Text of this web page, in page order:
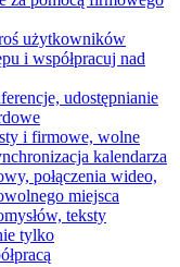
użytkowników
i współpracuj nad
udostępnianie
i firmowe, wolne
kalendarza
połączenia wideo,
miejsca
teksty
tylko